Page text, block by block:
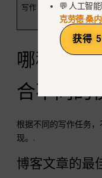
写作
者、
哪种人工
合不同的
根据不同的写作任务
现。.
博客文章的最
💬 人工智能
克劳德·桑
获得